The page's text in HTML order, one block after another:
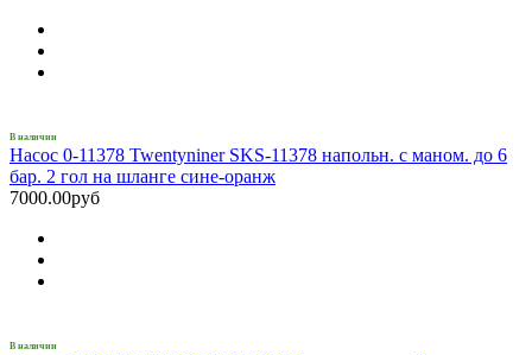
В наличии
Насос 0-11378 Twentyniner SKS-11378 напольн. с маном. до 6
бар. 2 гол на шланге сине-оранж
7000.00руб
В наличии